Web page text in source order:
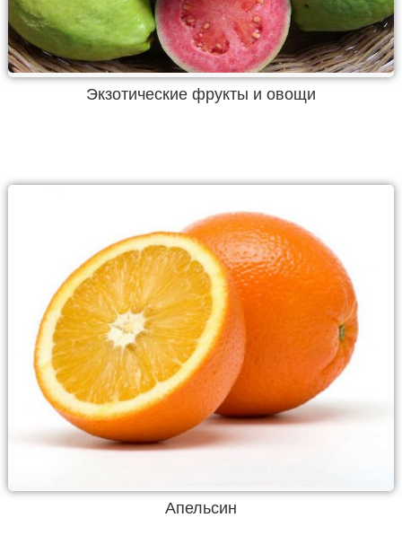
Экзотические фрукты и овощи
Апельсин